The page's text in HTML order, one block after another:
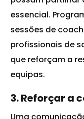
essencial.
sessões de
profissionais de
que reforçam a
equipas.
3. Reforçar a